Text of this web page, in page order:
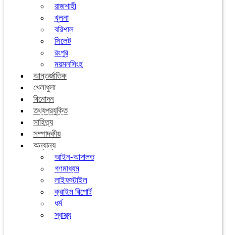
রাজশাহী
খুলনা
বরিশাল
সিলেট
রংপুর
ময়মনসিংহ
আন্তর্জাতিক
খেলাধুলা
বিনোদন
তথ্যপ্রযুক্তি
সাহিত্য
সম্পাদকীয়
অন্যান্য
আইন-আদালত
গণমাধ্যম
লাইফস্টাইল
ক্রাইম রিপোর্ট
ধর্ম
স্বাস্থ্য